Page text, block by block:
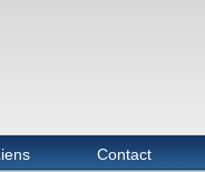
Contact